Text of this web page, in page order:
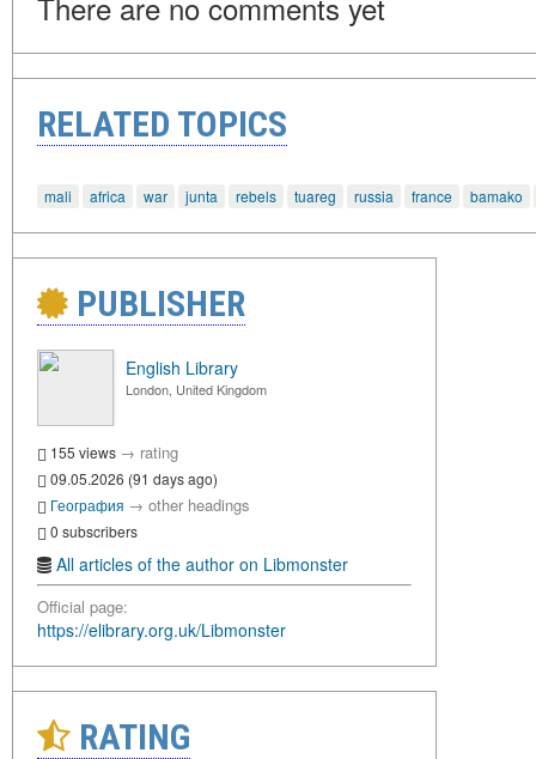
RELATED TOPICS
mali africa war junta rebels tuareg russia france bamako
PUBLISHER
English Library
London, United Kingdom
155 views → rating
09.05.2026 (91 days ago)
География → other headings
0 subscribers
All articles of the author on Libmonster
Official page:
https://elibrary.org.uk/Libmonster
RATING